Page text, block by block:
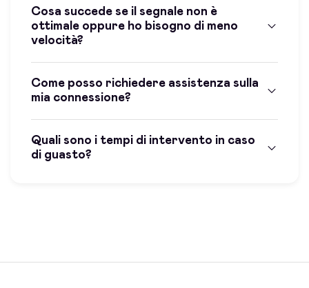
Cosa succede se il segnale non è
ottimale oppure ho bisogno di meno
velocità?
Come posso richiedere assistenza sulla
mia connessione?
Quali sono i tempi di intervento in caso
di guasto?